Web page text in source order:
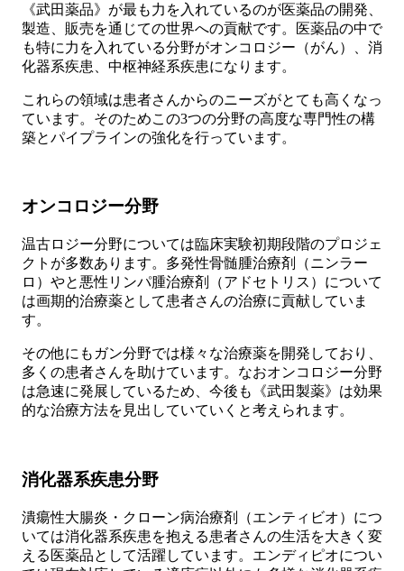
《武田薬品》が最も力を入れているのが医薬品の開発、
製造、販売を通じての世界への貢献です。医薬品の中で
も特に力を入れている分野がオンコロジー（がん）、消
化器系疾患、中枢神経系疾患になります。
これらの領域は患者さんからのニーズがとても高くなっ
ています。そのためこの3つの分野の高度な専門性の構
築とパイプラインの強化を行っています。
オンコロジー分野
温古ロジー分野については臨床実験初期段階のプロジェ
クトが多数あります。多発性骨髄腫治療剤（ニンラー
ロ）やと悪性リンパ腫治療剤（アドセトリス）について
は画期的治療薬として患者さんの治療に貢献していま
す。
その他にもガン分野では様々な治療薬を開発しており、
多くの患者さんを助けています。なおオンコロジー分野
は急速に発展しているため、今後も《武田製薬》は効果
的な治療方法を見出していていくと考えられます。
消化器系疾患分野
潰瘍性大腸炎・クローン病治療剤（エンティビオ）につ
いては消化器系疾患を抱える患者さんの生活を大きく変
える医薬品として活躍しています。エンディピオについ